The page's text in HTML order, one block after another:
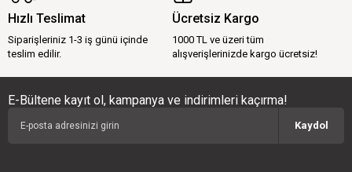
Hızlı Teslimat
Siparişleriniz 1-3 iş günü içinde
teslim edilir.
Ücretsiz Kargo
1000 TL ve üzeri tüm
alışverişlerinizde kargo ücretsiz!
E-Bültene kayıt ol, kampanya ve indirimleri kaçırma!
Kaydol